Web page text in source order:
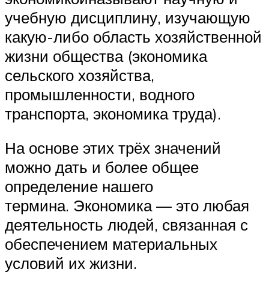
учебную дисциплину, изучающую
какую-либо область хозяйственной
жизни общества (экономика
сельского хозяйства,
промышленности, водного
транспорта, экономика труда).
На основе этих трёх значений
можно дать и более общее
определение нашего
термина. Экономика — это любая
деятельность людей, связанная с
обеспечением материальных
условий их жизни.